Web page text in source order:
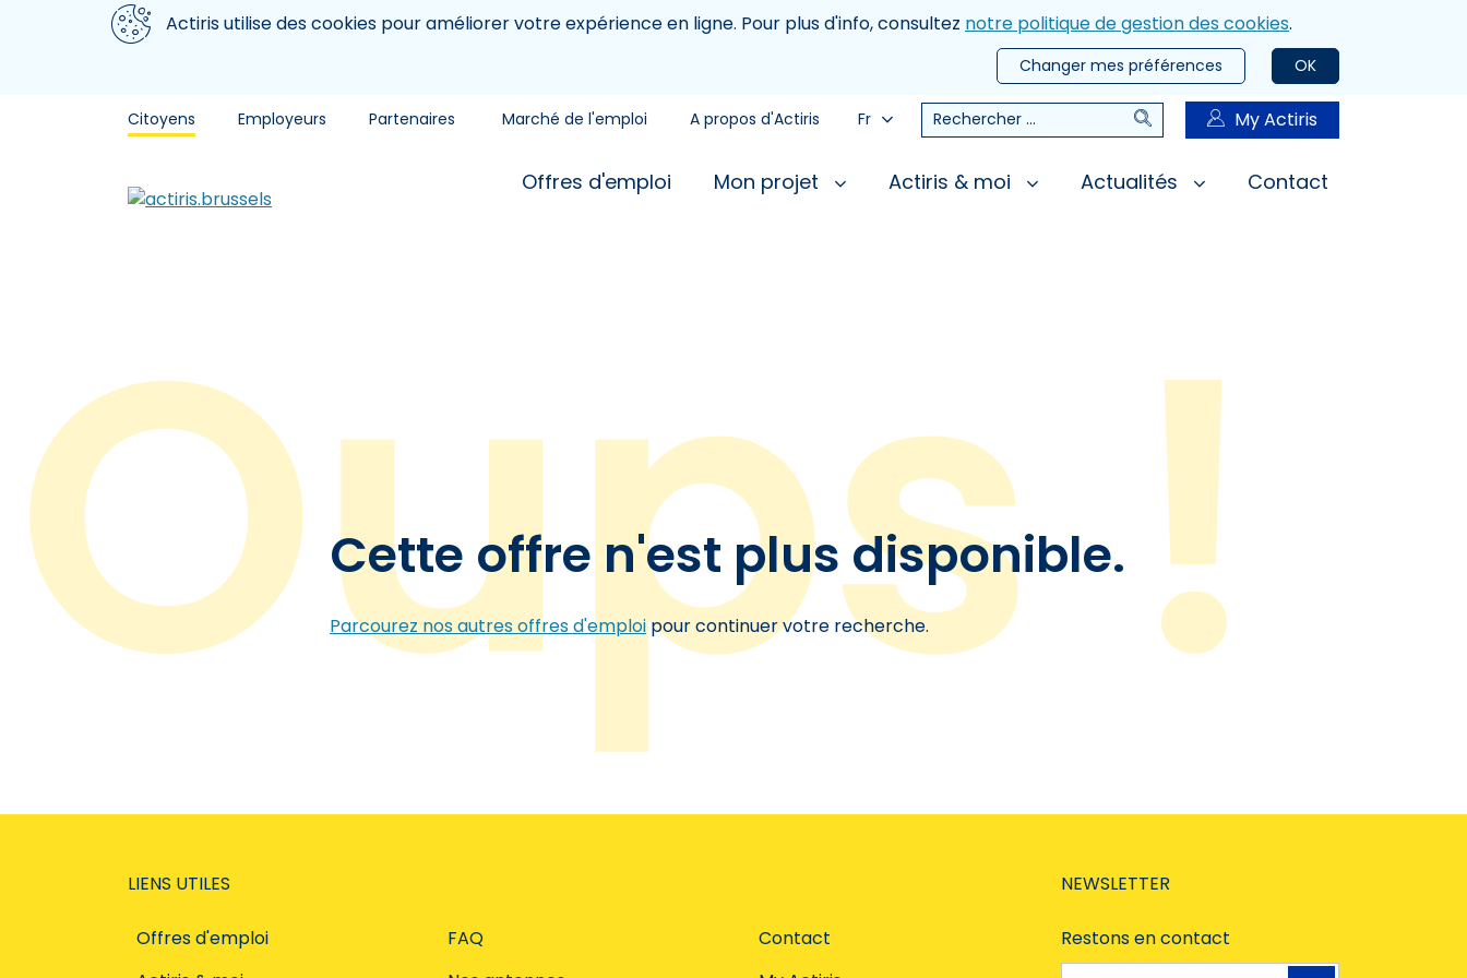
Aller au contenu principal
Nous utilisons des cookiesActiris utilise des cookies pour améliorer votre expérience en ligne. Pour plus d'info, consultez notre politique de gestion des cookies.
OK
Changer mes préférences
Citoyens Employeurs Partenaires Marché de l'emploi A propos d'Actiris Fr Rechercher RechercherMy Actiris
Offres d'emploi Mon projet Actiris & moi Actualités Contact
Cette offre n'est plus disponible.
Parcourez nos autres offres d'emploipour continuer votre recherche.
LIENS UTILES
Offres d'emploi
FAQ
Contact
NEWSLETTER
Restons en contact